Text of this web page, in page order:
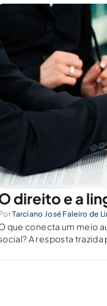
direito e a
Tarciano José Faleiro de
que conecta um meio
A resposta